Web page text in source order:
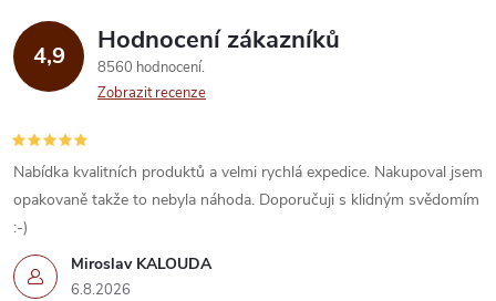
d
a
c
í
p
r
4,9 Hodnocení zákazníků
8560 hodnocení
Zobrazit recenze
Miroslav KALOUDA
6.8.2026
Nabídka kvalitních produktů a velmi rychlá expedice. Nakupoval jsem
opakovaně takže to nebyla náhoda. Doporučuji s klidným svědomím
:-)